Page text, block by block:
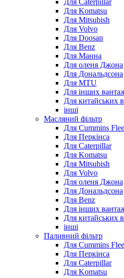
Для Caterpillar
Для Komatsu
Для Mitsubish
Для Volvo
Для Doosan
Для Benz
Для Манна
Для оленя Джона
Для Дональдсона
Для MTU
Для інших
Для китайських
інші
Масляний фільтр
Для Cummins
Для Перкінса
Для Caterpillar
Для Komatsu
Для Mitsubish
Для Volvo
Для оленя Джона
Для Дональдсона
Для Benz
Для інших
Для китайських
інші
Паливний фільтр
Для Cummins
Для Перкінса
Для Caterpillar
Для Komatsu